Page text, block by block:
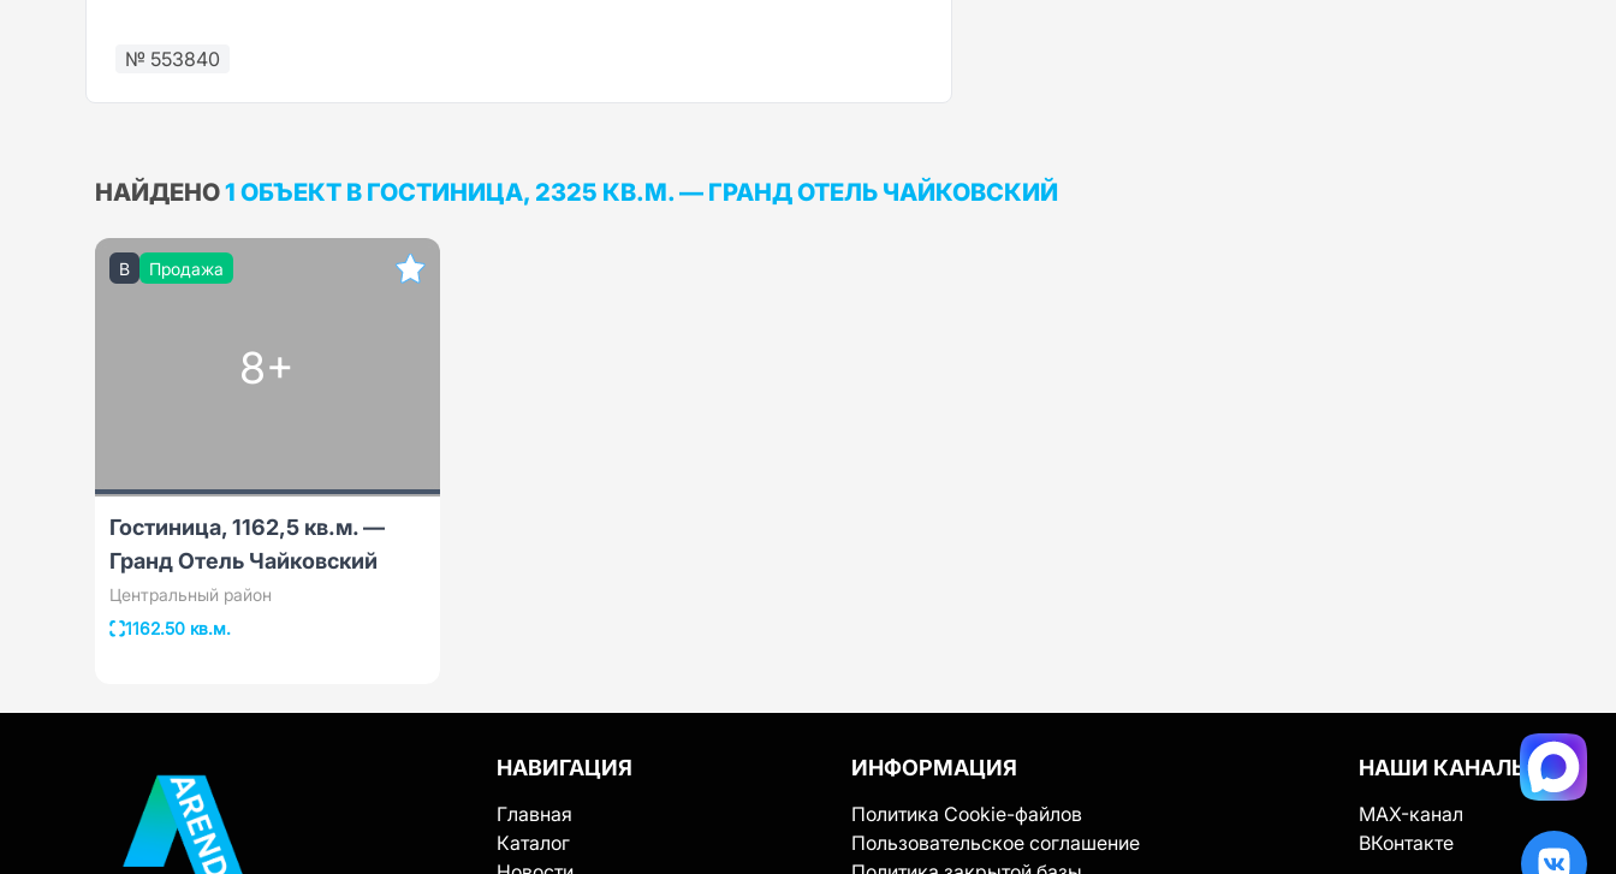
№ 553840
НАЙДЕНО1 ОБЪЕКТ В ГОСТИНИЦА, 2325 КВ.М. — ГРАНД ОТЕЛЬ ЧАЙКОВСКИЙ
B Продажа
8+
Гостиница, 1162,5 кв.м. —
Гранд Отель Чайковский
Центральный район
1162.50 кв.м.
НАВИГАЦИЯ
Главная
Каталог
ИНФОРМАЦИЯ
Политика Cookie-файлов
Пользовательское соглашение
НАШИ КАНАЛЫ
MAX-канал
ВКонтакте